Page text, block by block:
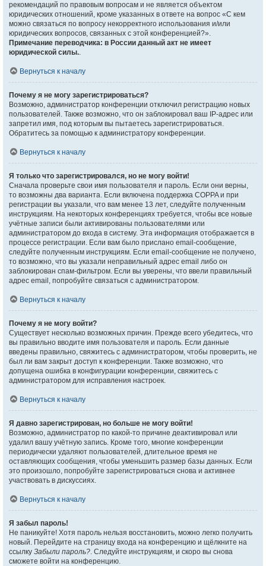
рекомендаций по правовым вопросам и не является объектом
юридических отношений, кроме указанных в ответе на вопрос «С кем
можно связаться по вопросу некорректного использования и/или
юридических вопросов, связанных с этой конференцией?».
Примечание переводчика: в России данный акт не имеет
юридической силы..
Вернуться к началу
Почему я не могу зарегистрироваться?
Возможно, администратор конференции отключил регистрацию новых
пользователей. Также возможно, что он заблокировал ваш IP-адрес или
запретил имя, под которым вы пытаетесь зарегистрироваться.
Обратитесь за помощью к администратору конференции.
Вернуться к началу
Я только что зарегистрировался, но не могу войти!
Сначала проверьте свои имя пользователя и пароль. Если они верны,
то возможны два варианта. Если включена поддержка COPPA и при
регистрации вы указали, что вам менее 13 лет, следуйте полученным
инструкциям. На некоторых конференциях требуется, чтобы все новые
учётные записи были активированы пользователями или
администратором до входа в систему. Эта информация отображается в
процессе регистрации. Если вам было прислано email-сообщение,
следуйте полученным инструкциям. Если email-сообщение не получено,
то возможно, что вы указали неправильный адрес email либо он
заблокирован спам-фильтром. Если вы уверены, что ввели правильный
адрес email, попробуйте связаться с администратором.
Вернуться к началу
Почему я не могу войти?
Существует несколько возможных причин. Прежде всего убедитесь, что
вы правильно вводите имя пользователя и пароль. Если данные
введены правильно, свяжитесь с администратором, чтобы проверить, не
был ли вам закрыт доступ к конференции. Также возможно, что
допущена ошибка в конфигурации конференции, свяжитесь с
администратором для исправления настроек.
Вернуться к началу
Я давно зарегистрирован, но больше не могу войти!
Возможно, администратор по какой-то причине деактивировал или
удалил вашу учётную запись. Кроме того, многие конференции
периодически удаляют пользователей, длительное время не
оставляющих сообщения, чтобы уменьшить размер базы данных. Если
это произошло, попробуйте зарегистрироваться снова и активнее
участвовать в дискуссиях.
Вернуться к началу
Я забыл пароль!
Не паникуйте! Хотя пароль нельзя восстановить, можно легко получить
новый. Перейдите на страницу входа на конференцию и щёлкните на
ссылку Забыли пароль?. Следуйте инструкциям, и скоро вы снова
сможете войти на конференцию.